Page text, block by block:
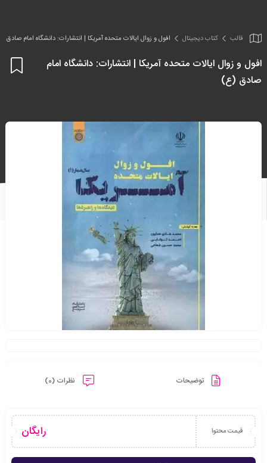
قالب کتاب دیجیتال افول و زوال ایالات متحده آمریکا | انتشارات: دانشگاه امام صادق
افول و زوال ایالات متحده آمریکا | انتشارات: دانشگاه امام
صادق (ع)
توضیحات نظرات (0)
قیمت محتوا رایگان